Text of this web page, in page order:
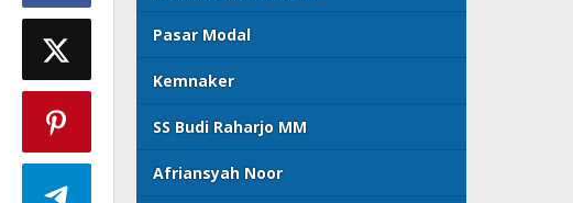
Pasar Modal
Kemnaker
SS Budi Raharjo MM
Afriansyah Noor